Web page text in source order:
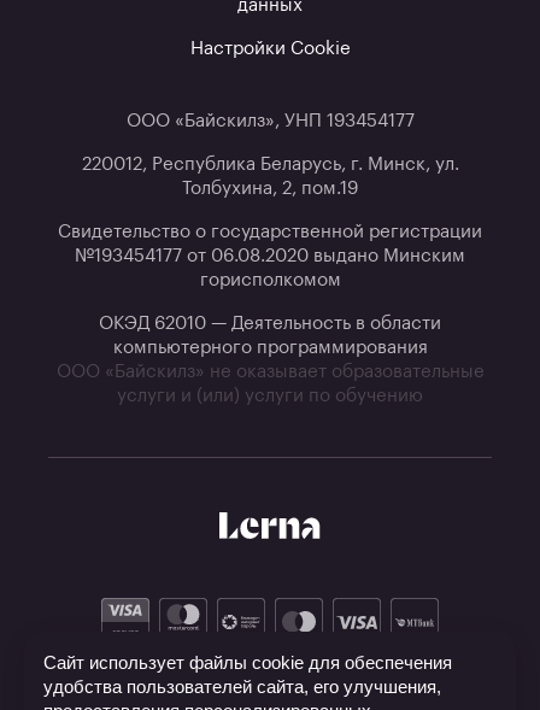
данных
Настройки Cookie
ООО «Байскилз», УНП 193454177
220012, Республика Беларусь, г. Минск, ул.
Толбухина, 2, пом.19
Свидетельство о государственной регистрации
№193454177 от 06.08.2020 выдано Минским
горисполкомом
ОКЭД 62010 — Деятельность в области
компьютерного программирования
ООО «Байскилз» не оказывает образовательные
услуги и (или) услуги по обучению
Сайт использует файлы cookie для обеспечения
удобства пользователей сайта, его улучшения,